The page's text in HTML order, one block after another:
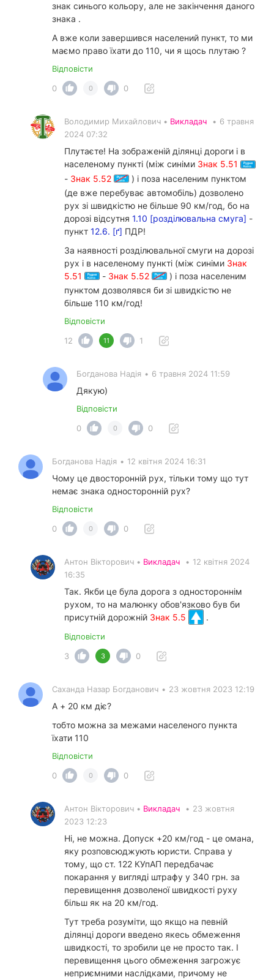
знак синього кольору, але не закінчення даного
знака .
А вже коли завершився населений пункт, то ми
маємо право їхати до 110, чи я щось плутаю ?
Відповісти
0
0 0
Володимир Михайлович • Викладач • 6 травня
2024 07:32
Плутаєте! На зображеній ділянці дороги і в
населеному пункті (між синіми Знак 5.51
- Знак 5.52
) і поза населеним пунктом
(де вже перебуває автомобіль) дозволено
рух зі швидкістю не більше 90 км/год, бо на
дорозі відсутня 1.10 [розділювальна смуга] -
пункт 12.6. [ґ] ПДР!
За наявності розділювальної смуги на дорозі
рух і в населеному пункті (між синіми Знак
5.51
- Знак 5.52
) і поза населеним
пунктом дозволявся би зі швидкістю не
більше 110 км/год!
Відповісти
12
11 1
Богданова Надія • 6 травня 2024 11:59
Дякую)
Відповісти
0
0 0
Богданова Надія • 12 квітня 2024 16:31
Чому це двосторонній рух, тільки тому що тут
немає знака односторонній рух?
Відповісти
0
0 0
Антон Вікторович • Викладач • 12 квітня 2024
16:35
Так. Якби це була дорога з одностороннім
рухом, то на малюнку обов'язково був би
присутній дорожній Знак 5.5 .
Відповісти
3
3 0
Саханда Назар Богданович • 23 жовтня 2023 12:19
А + 20 км діє?
тобто можна за межами населеного пункта
їхати 110
Відповісти
0
0 0
Антон Вікторович • Викладач • 23 жовтня
2023 12:23
Ні, не можна. Допуск +20 км/год - це омана,
яку розповсюджують юристи. Справа у
тому, що ст. 122 КУпАП передбачає
покарання у вигляді штрафу у 340 грн. за
перевищення дозволеної швидкості руху
більш як на 20 км/год.
Тут треба розуміти, що якщо на певній
ділянці дороги введено якесь обмеження
швидкості, то зробили це не просто так. І
перевищення цього обмеження загрожує
неприємними наслідками, причому не